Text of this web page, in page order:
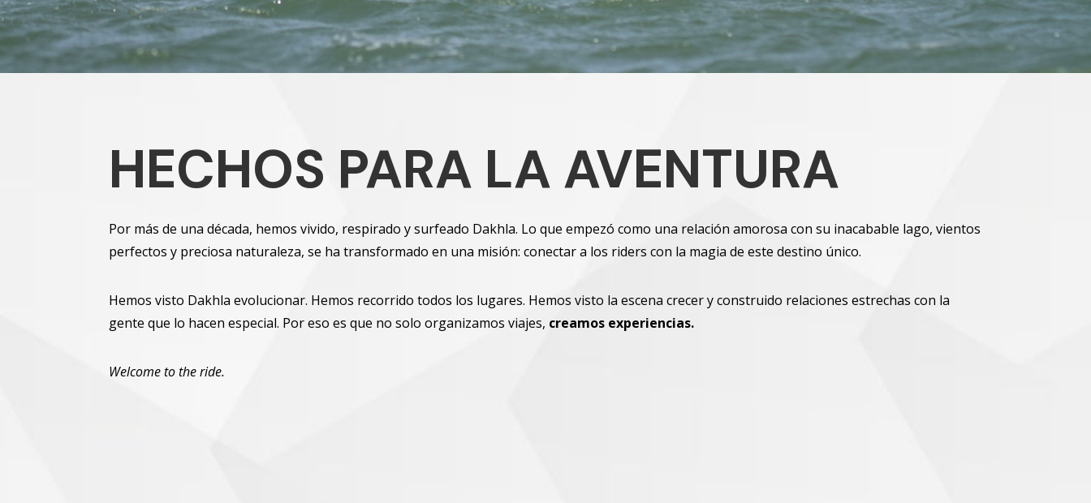
HECHOS PARA LA AVENTURA
Por más de una década, hemos vivido, respirado y surfeado Dakhla. Lo que empezó como una relación amorosa con su inacabable lago, vientos
perfectos y preciosa naturaleza, se ha transformado en una misión: conectar a los riders con la magia de este destino único.
Hemos visto Dakhla evolucionar. Hemos recorrido todos los lugares. Hemos visto la escena crecer y construido relaciones estrechas con la
gente que lo hacen especial. Por eso es que no solo organizamos viajes, creamos experiencias.
Welcome to the ride.